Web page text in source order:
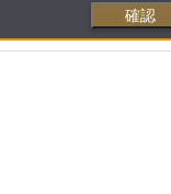
確認